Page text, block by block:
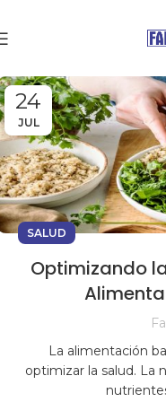
24
JUL
SALUD
Optimizando
La alimentación
optimizar la salud. La